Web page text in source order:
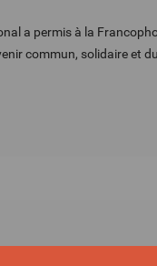
a permis à la
commun, solidaire et